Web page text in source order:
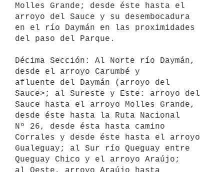
Molles Grande; desde éste hasta el
arroyo del Sauce y su desembocadura
en el río Daymán en las proximidades
del paso del Parque.
Décima Sección: Al Norte río Daymán,
desde el arroyo Carumbé y
afluente del Daymán (arroyo del
Sauce>; al Sureste y Este: arroyo del
Sauce hasta el arroyo Molles Grande,
desde éste hasta la Ruta Nacional
Nº 26, desde ésta hasta camino
Corrales y desde éste hasta el arroyo
Gualeguay; al Sur río Queguay entre
Queguay Chico y el arroyo Araújo;